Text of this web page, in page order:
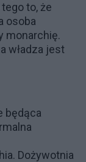
to, że
osoba
monarchię.
władza jest
będąca
Dożywotnia